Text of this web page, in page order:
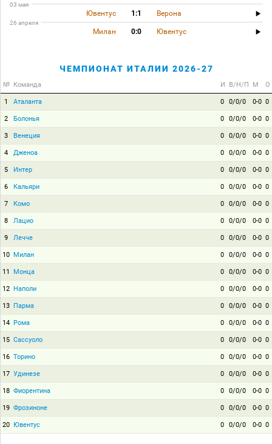
03 мая
Ювентус 1:1 Верона
26 апреля
Милан 0:0 Ювентус
ЧЕМПИОНАТ ИТАЛИИ 2026-27
№ Команда И В/Н/П М О
1 Аталанта 0 0/0/0 0-0 0
2 Болонья 0 0/0/0 0-0 0
3 Венеция 0 0/0/0 0-0 0
4 Дженоа 0 0/0/0 0-0 0
5 Интер 0 0/0/0 0-0 0
6 Кальяри 0 0/0/0 0-0 0
7 Комо 0 0/0/0 0-0 0
8 Лацио 0 0/0/0 0-0 0
9 Лечче 0 0/0/0 0-0 0
10 Милан 0 0/0/0 0-0 0
11 Монца 0 0/0/0 0-0 0
12 Наполи 0 0/0/0 0-0 0
13 Парма 0 0/0/0 0-0 0
14 Рома 0 0/0/0 0-0 0
15 Сассуоло 0 0/0/0 0-0 0
16 Торино 0 0/0/0 0-0 0
17 Удинезе 0 0/0/0 0-0 0
18 Фиорентина 0 0/0/0 0-0 0
19 Фрозиноне 0 0/0/0 0-0 0
20 Ювентус 0 0/0/0 0-0 0